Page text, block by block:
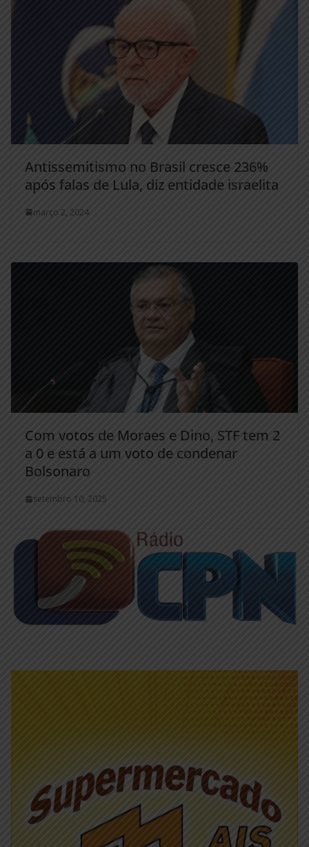
Antissemitismo no Brasil cresce 236%
após falas de Lula, diz entidade israelita
março 2, 2024
Com votos de Moraes e Dino, STF tem 2
a 0 e está a um voto de condenar
Bolsonaro
setembro 10, 2025